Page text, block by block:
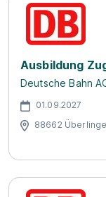
Ausbildung
Deutsche Bahn
01.09.2027
88662